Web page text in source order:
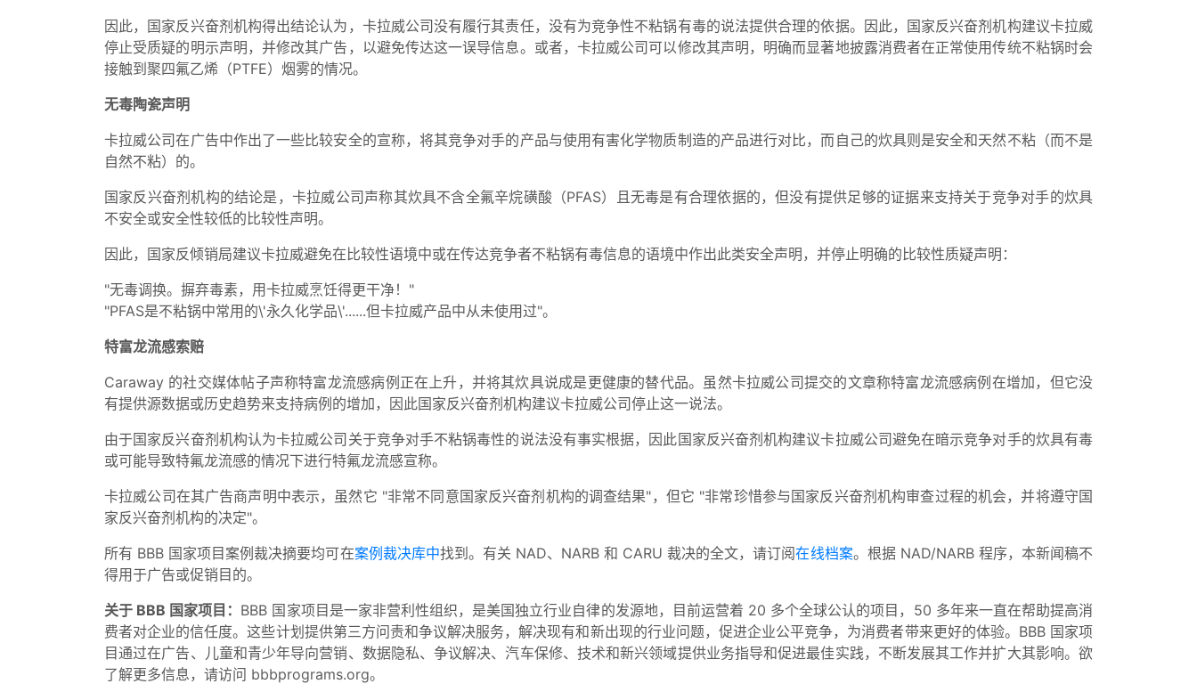
因此，国家反兴奋剂机构得出结论认为，卡拉威公司没有履行其责任，没有为竞争性不粘锅有毒的说法提供合理的依据。因此，国家反兴奋剂机构建议卡拉威
停止受质疑的明示声明，并修改其广告，以避免传达这一误导信息。或者，卡拉威公司可以修改其声明，明确而显著地披露消费者在正常使用传统不粘锅时会
接触到聚四氟乙烯（PTFE）烟雾的情况。
无毒陶瓷声明
卡拉威公司在广告中作出了一些比较安全的宣称，将其竞争对手的产品与使用有害化学物质制造的产品进行对比，而自己的炊具则是安全和天然不粘（而不是
自然不粘）的。
国家反兴奋剂机构的结论是，卡拉威公司声称其炊具不含全氟辛烷磺酸（PFAS）且无毒是有合理依据的，但没有提供足够的证据来支持关于竞争对手的炊具
不安全或安全性较低的比较性声明。
因此，国家反倾销局建议卡拉威避免在比较性语境中或在传达竞争者不粘锅有毒信息的语境中作出此类安全声明，并停止明确的比较性质疑声明：
"无毒调换。摒弃毒素，用卡拉威烹饪得更干净！"
"PFAS是不粘锅中常用的\'永久化学品\'......但卡拉威产品中从未使用过"。
特富龙流感索赔
Caraway 的社交媒体帖子声称特富龙流感病例正在上升，并将其炊具说成是更健康的替代品。虽然卡拉威公司提交的文章称特富龙流感病例在增加，但它没
有提供源数据或历史趋势来支持病例的增加，因此国家反兴奋剂机构建议卡拉威公司停止这一说法。
由于国家反兴奋剂机构认为卡拉威公司关于竞争对手不粘锅毒性的说法没有事实根据，因此国家反兴奋剂机构建议卡拉威公司避免在暗示竞争对手的炊具有毒
或可能导致特氟龙流感的情况下进行特氟龙流感宣称。
卡拉威公司在其广告商声明中表示，虽然它 "非常不同意国家反兴奋剂机构的调查结果"，但它 "非常珍惜参与国家反兴奋剂机构审查过程的机会，并将遵守国
家反兴奋剂机构的决定"。
所有 BBB 国家项目案例裁决摘要均可在案例裁决库中找到。有关 NAD、NARB 和 CARU 裁决的全文，请订阅在线档案。根据 NAD/NARB 程序，本新闻稿不
得用于广告或促销目的。
关于 BBB 国家项目： BBB 国家项目是一家非营利性组织，是美国独立行业自律的发源地，目前运营着 20 多个全球公认的项目，50 多年来一直在帮助提高消
费者对企业的信任度。这些计划提供第三方问责和争议解决服务，解决现有和新出现的行业问题，促进企业公平竞争，为消费者带来更好的体验。BBB 国家项
目通过在广告、儿童和青少年导向营销、数据隐私、争议解决、汽车保修、技术和新兴领域提供业务指导和促进最佳实践，不断发展其工作并扩大其影响。欲
了解更多信息，请访问 bbbprograms.org。